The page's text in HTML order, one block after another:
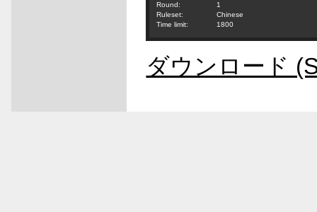
Round:
1
Ruleset:
Chinese
Time limit:
1800
ダウンロード